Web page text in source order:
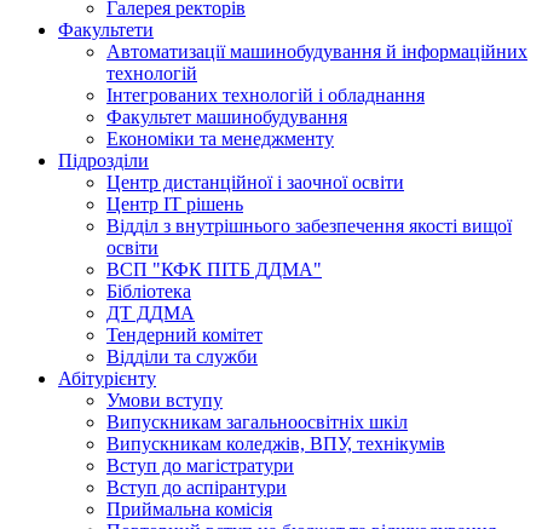
Галерея ректорів
Факультети
Автоматизації машинобудування й інформаційних
технологій
Інтегрованих технологій і обладнання
Факультет машинобудування
Економіки та менеджменту
Підрозділи
Центр дистанційної і заочної освіти
Центр ІТ рішень
Відділ з внутрішнього забезпечення якості вищої
освіти
ВСП "КФК ПІТБ ДДМА"
Бібліотека
ДТ ДДМА
Тендерний комітет
Відділи та служби
Абітурієнту
Умови вступу
Випускникам загальноосвітніх шкіл
Випускникам коледжів, ВПУ, технікумів
Вступ до магістратури
Вступ до аспірантури
Приймальна комісія